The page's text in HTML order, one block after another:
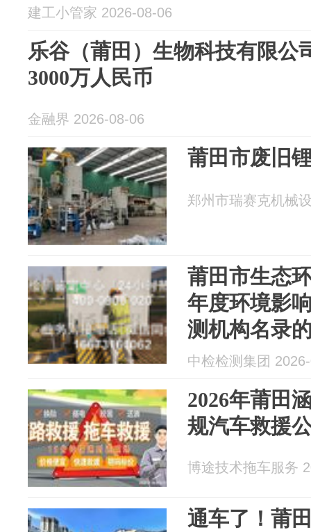
建工小管家 2026-08-06
乐谷（莆田）生物科技有限公
3000万人民币
金融界 2026-08-06
莆田市废旧
郑州市瑞赛克机械
莆田市生态
年度环境影
测机构名录
中检检测集团
2026年莆田
规汽车救援
博途技术拖车服务
通车了！莆